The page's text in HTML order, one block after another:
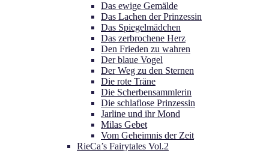
Das ewige Gemälde
Das Lachen der Prinzessin
Das Spiegelmädchen
Das zerbrochene Herz
Den Frieden zu wahren
Der blaue Vogel
Der Weg zu den Sternen
Die rote Träne
Die Scherbensammlerin
Die schlaflose Prinzessin
Jarline und ihr Mond
Milas Gebet
Vom Geheimnis der Zeit
RieCa’s Fairytales Vol.2